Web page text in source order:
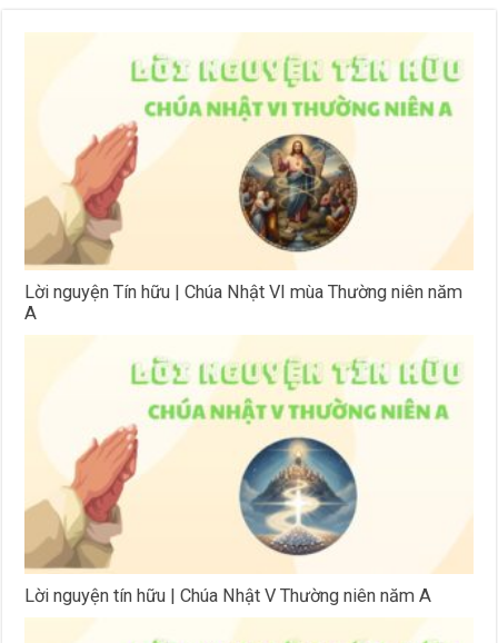
Lời nguyện Tín hữu | Chúa Nhật VI mùa Thường niên năm
A
Lời nguyện tín hữu | Chúa Nhật V Thường niên năm A